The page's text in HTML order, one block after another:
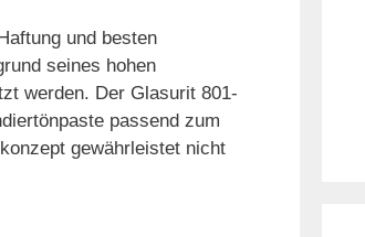
und besten
seines hohen
werden. Der Glasurit 801-
passend zum
gewährleistet nicht